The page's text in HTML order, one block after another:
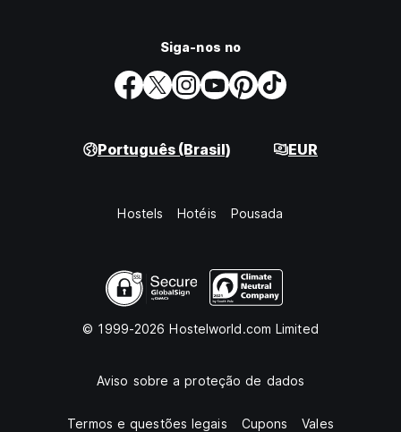
Siga-nos no
Português (Brasil) EUR
Hostels Hotéis Pousada
© 1999-2026 Hostelworld.com Limited
Aviso sobre a proteção de dados
Termos e questões legais Cupons Vales